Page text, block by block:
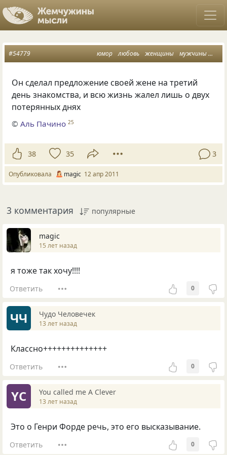
юмор любовь женщины мужчины смех
#54779
Он сделал предложение своей жене на третий
день знакомства, и всю жизнь жалел лишь о двух
потерянных днях
©Аль Пачино 25
38 35 3
Опубликовала magic 12 апр 2011
3 комментария популярные
magic
15 лет назад
я тоже так хочу!!!!
Ответить 0
ЧЧ Чудо Человечек
13 лет назад
Классно++++++++++++++
Ответить 0
YC You called me A Clever
13 лет назад
Это о Генри Форде речь, это его высказывание.
Ответить 0